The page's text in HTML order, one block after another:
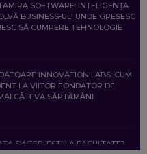
SOFTWARE: INTELIGENȚA
BUSINESS-UL! UNDE GREȘESC
SĂ CUMPERE TEHNOLOGIE
INNOVATION LABS: CUM
LA VIITOR FONDATOR DE
CÂTEVA SĂPTĂMÂNI
SWEEP: EȘTI LA FACULTATE?